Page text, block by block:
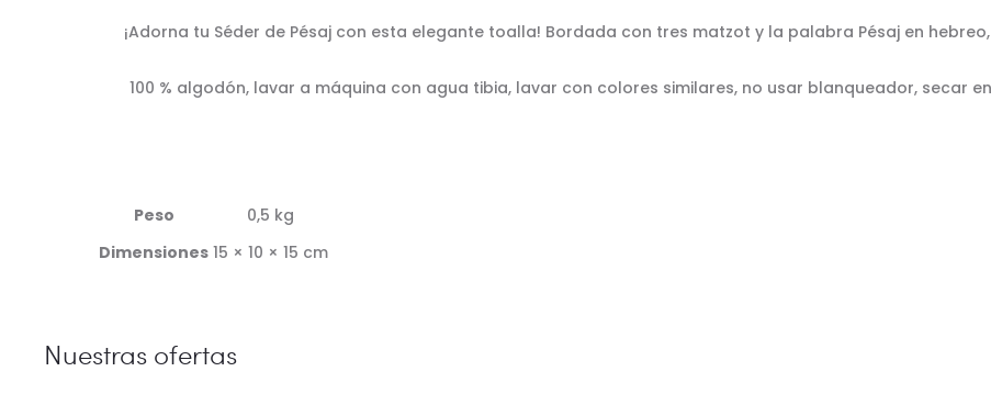
¡Adorna tu Séder de Pésaj con esta elegante toalla! Bordada con tres matzot y la palabra Pésaj en
100 % algodón, lavar a máquina con agua tibia, lavar con colores similares, no usar blanqueador, secar
Peso
0,5 kg
Dimensiones 15 × 10 × 15 cm
Nuestras ofertas